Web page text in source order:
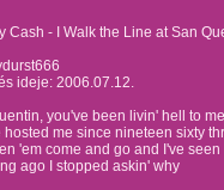
Cash - I Walk the Line at San
ideje: 2006.07.12.
you've been livin' hell to me
hosted me since nineteen sixty
'em come and go and I've
ago I stopped askin' why